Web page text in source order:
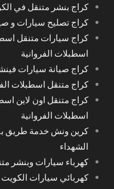
كراج بنشر متنقل في
كراج تصليح سيارات و
كراج سيارات متنقل
اسطبلات الفروانية
كراج صيانة سيارات
كراج متنقل اسطبلات
كراج متنقل اون لاين
اسطبلات الفروانية
كرين ونش خدمة طريق
الشهداء
كهرباء سيارات وبنشر
كهربائي سيارات الكويت -